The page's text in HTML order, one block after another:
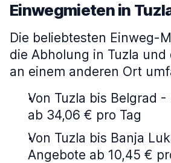
Einwegmieten in
Die beliebtesten Einweg-
die Abholung in Tuzla und
an einem anderen Ort
Von Tuzla bis Belgrad
ab 34,06 € pro Tag
Von Tuzla bis Banja
Angebote ab 10,45 €